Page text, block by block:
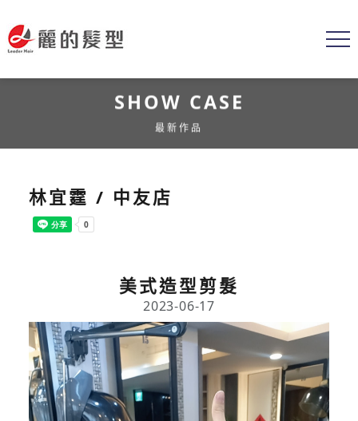
SHOW CASE
最新作品
林宜霆 / 中友店
美式造型剪髮
2023-06-17